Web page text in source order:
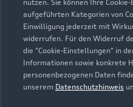
info@andreas-
Kontaktdaten
nutzen. Sie können Ihre
aufgeführten Kategorien von
Einwilligung jederzeit mit
widerrufen. Für den Widerruf
die "Cookie-Einstellungen" in
Informationen sowie konkrete
personenbezogenen Daten
unserem Datenschutzhinweis